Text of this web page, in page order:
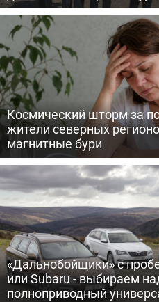
Космический шторм за
жители северных
магнитные бури
«Дальнобойщики» с
или Subaru - выбираем
полноприводный